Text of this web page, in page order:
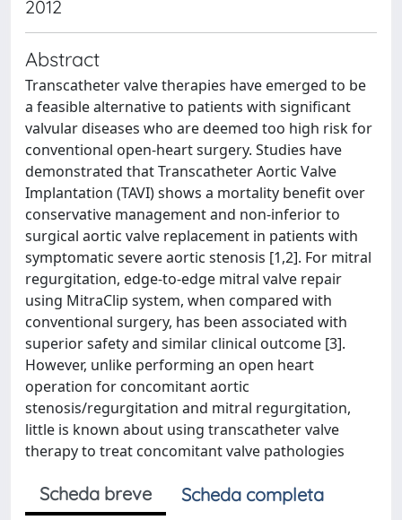
2012
Abstract
Transcatheter valve therapies have emerged to be
a feasible alternative to patients with significant
valvular diseases who are deemed too high risk for
conventional open-heart surgery. Studies have
demonstrated that Transcatheter Aortic Valve
Implantation (TAVI) shows a mortality benefit over
conservative management and non-inferior to
surgical aortic valve replacement in patients with
symptomatic severe aortic stenosis [1,2]. For mitral
regurgitation, edge-to-edge mitral valve repair
using MitraClip system, when compared with
conventional surgery, has been associated with
superior safety and similar clinical outcome [3].
However, unlike performing an open heart
operation for concomitant aortic
stenosis/regurgitation and mitral regurgitation,
little is known about using transcatheter valve
therapy to treat concomitant valve pathologies
Scheda breve
Scheda completa